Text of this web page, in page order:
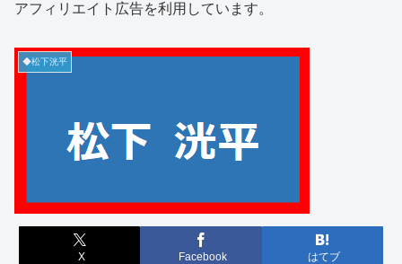
アフィリエイト広告を利用しています。
◆松下洸平
X Facebook はてブ